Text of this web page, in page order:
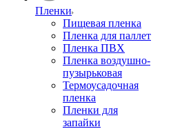
Пленки
Пищевая пленка
Пленка для паллет
Пленка ПВХ
Пленка воздушно-
пузырьковая
Термоусадочная
пленка
Пленки для
запайки